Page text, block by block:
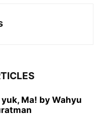
Ma! by Wahyu